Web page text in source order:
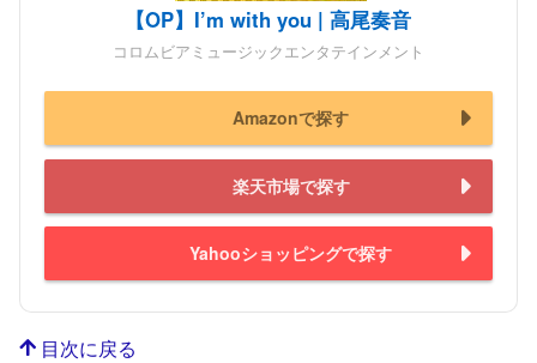
【OP】I’m with you | 高尾奏音
コロムビアミュージックエンタテインメント
Amazonで探す
楽天市場で探す
Yahooショッピングで探す
目次に戻る